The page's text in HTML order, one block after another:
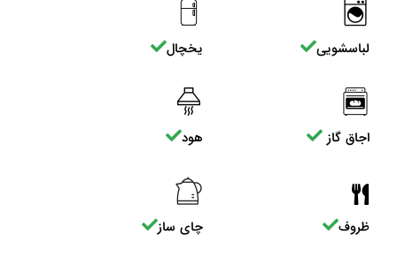
لباسشویی یخچال
اجاق گاز هود
ظروف چای ساز